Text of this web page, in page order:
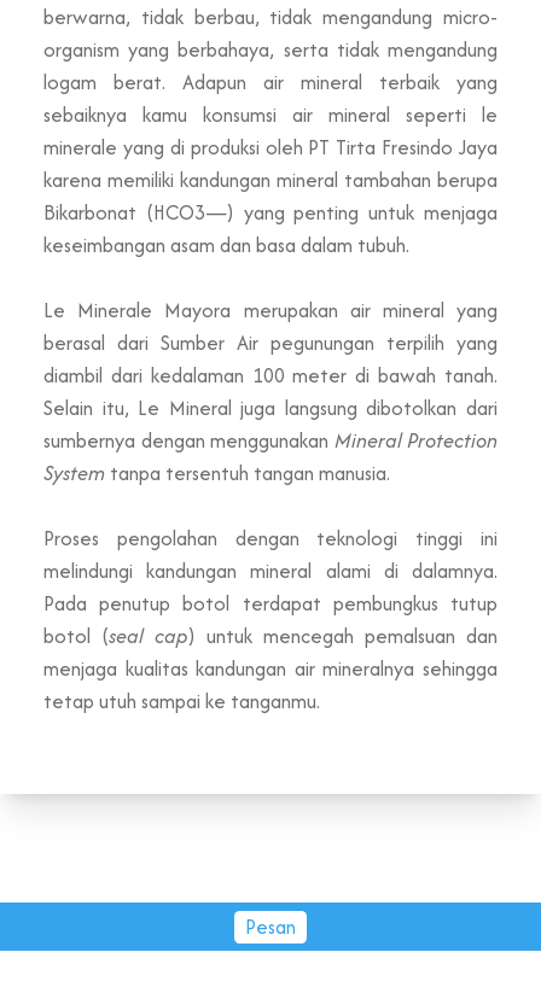
berwarna, tidak berbau, tidak mengandung micro-
organism yang berbahaya, serta tidak mengandung
logam berat. Adapun air mineral terbaik yang
sebaiknya kamu konsumsi air mineral seperti le
minerale yang di produksi oleh PT Tirta Fresindo Jaya
karena memiliki kandungan mineral tambahan berupa
Bikarbonat (HCO3—) yang penting untuk menjaga
keseimbangan asam dan basa dalam tubuh.
Le Minerale Mayora merupakan air mineral yang
berasal dari Sumber Air pegunungan terpilih yang
diambil dari kedalaman 100 meter di bawah tanah.
Selain itu, Le Mineral juga langsung dibotolkan dari
sumbernya dengan menggunakan Mineral Protection
System tanpa tersentuh tangan manusia.
Proses pengolahan dengan teknologi tinggi ini
melindungi kandungan mineral alami di dalamnya.
Pada penutup botol terdapat pembungkus tutup
botol (seal cap) untuk mencegah pemalsuan dan
menjaga kualitas kandungan air mineralnya sehingga
tetap utuh sampai ke tanganmu.
Pesan